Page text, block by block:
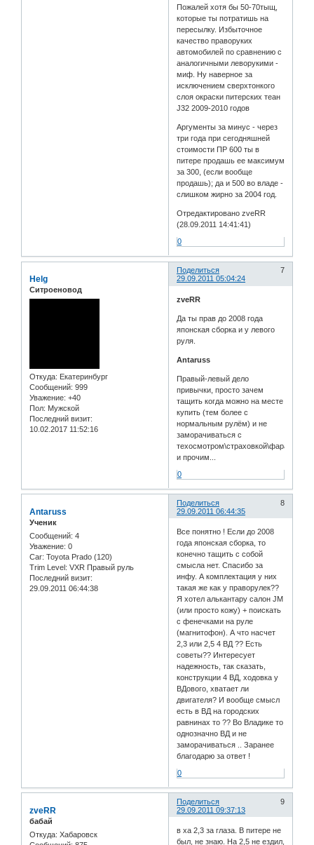
Пожалей хотя бы 50-70тыщ,
которые ты потратишь на
пересылку. Избыточное
качество праворуких
автомобилей по сравнению с
аналогичными леворукими -
миф. Ну наверное за
исключением сверхтонкого
слоя окраски питерских теан
J32 2009-2010 годов
Аргументы за минус - через
три года при сегодняшней
стоимости ПР 600 ты в
питере продашь ее максимум
за 300, (если вообще
продашь); да и 500 во владе -
слишком жирно за 2004 год.
Отредактировано zveRR
(28.09.2011 14:41:41)
0
Поделиться
7
29.09.2011 05:04:24
Helg
Ситроеновод
Откуда: Екатеринбург
Сообщений: 999
Уважение: +40
Пол: Мужской
Последний визит:
10.02.2017 11:52:16
zveRR
Да ты прав до 2008 года
японская сборка и у левого
руля.
Antaruss
Правый-левый дело
привычки, просто зачем
тащить когда можно на месте
купить (тем более с
нормальным рулём) и не
заморачиваться с
техосмотром\страховкой\фарами
и прочим...
0
Поделиться
8
29.09.2011 06:44:35
Antaruss
Ученик
Сообщений: 4
Уважение: 0
Car: Toyota Prado (120)
Trim Level: VXR Правый руль
Последний визит:
29.09.2011 06:44:38
Все понятно ! Если до 2008
года японская сборка, то
конечно тащить с собой
смысла нет. Спасибо за
инфу. А комплектация у них
такая же как у праворулек??
Я хотел алькантару салон JM
(или просто кожу) + поискать
с фенечками на руле
(магнитофон). А что насчет
2,3 или 2,5 4 ВД ?? Есть
советы?? Интересует
надежность, так сказать,
конструкции 4 ВД, ходовка у
ВДового, хватает ли
двигателя? И вообще смысл
есть в ВД на городских
равнинах то ?? Во Владике то
однозначно ВД и не
заморачиваться .. Заранее
благодарю за ответ !
0
Поделиться
9
29.09.2011 09:37:13
zveRR
бабай
Откуда: Хабаровск
в ха 2,3 за глаза. В питере не
был, не знаю. На 2,5 не ездил,